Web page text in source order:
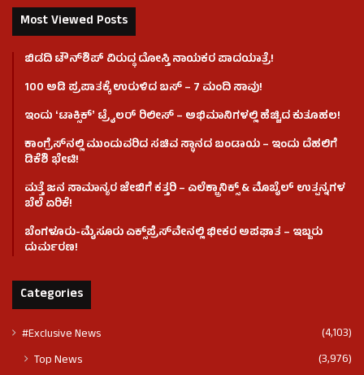
Most Viewed Posts
ಬಿಡದಿ ಟೌನ್‌ಶಿಪ್‌ ವಿರುದ್ಧ ದೋಸ್ತಿ ನಾಯಕರ ಪಾದಯಾತ್ರೆ!
100 ಅಡಿ ಪ್ರಪಾತಕ್ಕೆ ಉರುಳಿದ ಬಸ್‌ – 7 ಮಂದಿ ಸಾವು!
ಇಂದು ʻಟಾಕ್ಸಿಕ್ʼ ಟ್ರೈಲರ್ ರಿಲೀಸ್‌ – ಅಭಿಮಾನಿಗಳಲ್ಲಿ ಹೆಚ್ಚಿದ ಕುತೂಹಲ!
ಕಾಂಗ್ರೆಸ್​ನಲ್ಲಿ ಮುಂದುವರಿದ ಸಚಿವ ಸ್ಥಾನದ ಬಂಡಾಯ – ಇಂದು ದೆಹಲಿಗೆ
ಡಿಕೆಶಿ ಭೇಟಿ!
ಮತ್ತೆ ಜನ ಸಾಮಾನ್ಯರ ಜೇಬಿಗೆ ಕತ್ತರಿ – ಎಲೆಕ್ಟ್ರಾನಿಕ್ಸ್ & ಮೊಬೈಲ್ ಉತ್ಪನ್ನಗಳ
ಬೆಲೆ ಏರಿಕೆ!
ಬೆಂಗಳೂರು-ಮೈಸೂರು ಎಕ್ಸ್‌ಪ್ರೆಸ್‌ವೇನಲ್ಲಿ ಭೀಕರ ಅಪಘಾತ – ಇಬ್ಬರು
ದುರ್ಮರಣ!
Categories
#Exclusive News (4,103)
Top News (3,976)